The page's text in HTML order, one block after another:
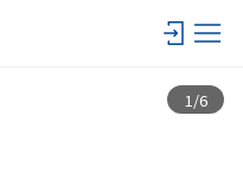
1 /6
查看一覽